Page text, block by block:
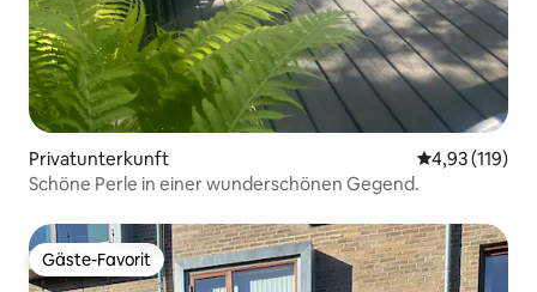
Privatunterkunft
4,93 (119)
Schöne Perle in einer wunderschönen Gegend.
Gäste-Favorit
Gäste-Favorit